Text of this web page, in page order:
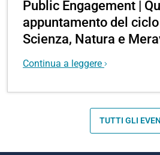
Public Engagement |
appuntamento del
Scienza, Natura e
Continua a leggere
TUTTI GLI